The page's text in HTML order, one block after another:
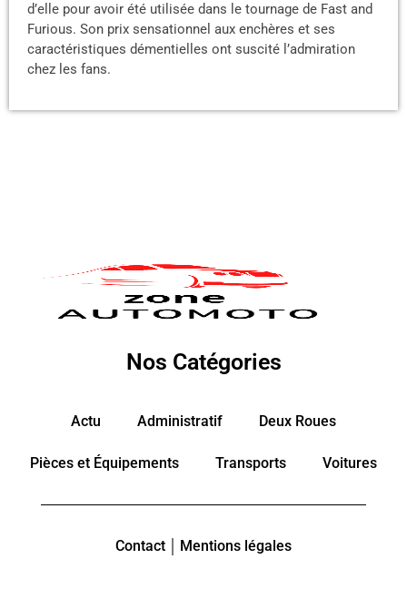
d’elle pour avoir été utilisée dans le tournage de Fast and
Furious. Son prix sensationnel aux enchères et ses
caractéristiques démentielles ont suscité l’admiration
chez les fans.
Nos Catégories
Actu Administratif Deux Roues
Pièces et Équipements Transports Voitures
Contact Mentions légales